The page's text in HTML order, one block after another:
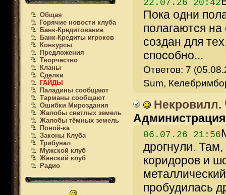
Общая
Горячие новости клуба
Банк-Кредитование
Банк-Кредиты игроков
Конкурсы
Предложения
Творчество
Кланы
Сделки
ГАЙДЫ
Паладины сообщают
Тарманы сообщают
Ошибки Мироздания
Жалобы светлых земель
Жалобы тёмных земель
Поной-ка
Законы Клуба
Трибунал
Мужской клуб
Женский клуб
Радио
22.07.26 20:42
Пока одни
полагаются
создан для
способно...
Ответов: 7
Sum,
Некровилл.
Администрация
06.07.26 21:56
дрогнули.
коридоров и
пробудилась